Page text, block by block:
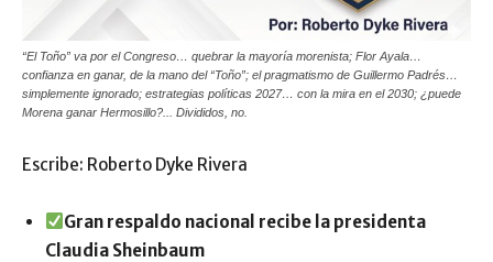
“El Toño” va por el Congreso… quebrar la mayoría morenista; Flor Ayala…
confianza en ganar, de la mano del “Toño”; el pragmatismo de Guillermo Padrés…
simplemente ignorado; estrategias políticas 2027… con la mira en el 2030; ¿puede
Morena ganar Hermosillo?... Divididos, no.
Escribe: Roberto Dyke Rivera
Gran respaldo nacional recibe la presidenta
Claudia Sheinbaum